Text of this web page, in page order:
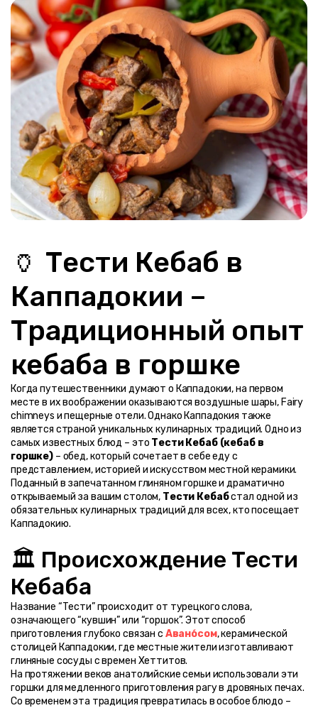
🏺 Тести Кебаб в
Каппадокии –
Традиционный опыт
кебаба в горшке
Когда путешественники думают о Каппадокии, на первом
месте в их воображении оказываются воздушные шары, Fairy
chimneys и пещерные отели. Однако Каппадокия также
является страной уникальных кулинарных традиций. Одно из
самых известных блюд – это Тести Кебаб (кебаб в
горшке) – обед, который сочетает в себе еду с
представлением, историей и искусством местной керамики.
Поданный в запечатанном глиняном горшке и драматично
открываемый за вашим столом, Тести Кебаб стал одной из
обязательных кулинарных традиций для всех, кто посещает
Каппадокию.
🏛️ Происхождение Тести
Кебаба
Название “Тести” происходит от турецкого слова,
означающего “кувшин” или “горшок”. Этот способ
приготовления глубоко связан с Авано́сом, керамической
столицей Каппадокии, где местные жители изготавливают
глиняные сосуды с времен Хеттитов.
На протяжении веков анатолийские семьи использовали эти
горшки для медленного приготовления рагу в дровяных печах.